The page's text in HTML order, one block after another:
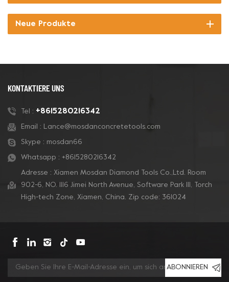
Neue Produkte
KONTAKTIERE UNS
Tel : +8615280216342
Email : Lance@mosdanconcretetools.com
Skype : mosdan66
Whatsapp : +8615280216342
Adresse : Xiamen Mosdan Diamond Tools Co.,Ltd. Room
902-6, NO. 1116 Jimei North Avenue, Software Park Ill, Torch
High-tech Zone, Xiamen, China. Zip code: 361024
ABONNIEREN